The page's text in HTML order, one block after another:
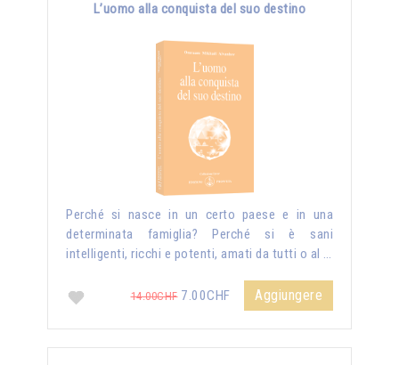
L’uomo alla conquista del suo destino
Perché si nasce in un certo paese e in una
determinata famiglia? Perché si è sani
intelligenti, ricchi e potenti, amati da tutti o al …
14.00CHF7.00CHF Aggiungere